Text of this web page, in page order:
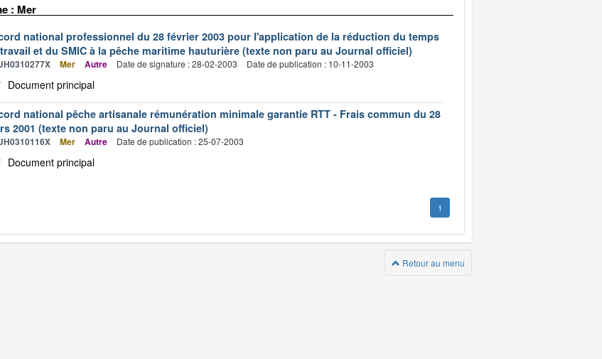
: Mer
national professionnel du 28 février 2003 pour l'application de la réduction du temps
et du SMIC à la pêche maritime hauturière (texte non paru au Journal officiel)
Mer Autre Date de signature : 28-02-2003 Date de publication : 10-11-2003
Document principal
national pêche artisanale rémunération minimale garantie RTT - Frais commun du 28
2001 (texte non paru au Journal officiel)
Mer Autre Date de publication : 25-07-2003
Document principal
1
Retour au menu